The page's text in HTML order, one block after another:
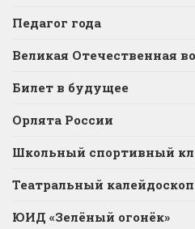
Педагог года
Великая Отечественная
Билет в будущее
Орлята России
Школьный спортивный
Театральный калейдоскоп
ЮИД «Зелёный огонёк»